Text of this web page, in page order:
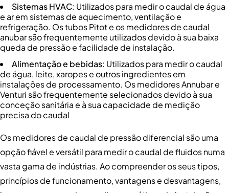
Sistemas HVAC: Utilizados para medir o caudal de água
e ar em sistemas de aquecimento, ventilação e
refrigeração. Os tubos Pitot e os medidores de caudal
anubar são frequentemente utilizados devido à sua baixa
queda de pressão e facilidade de instalação.
Alimentação e bebidas: Utilizados para medir o caudal
de água, leite, xaropes e outros ingredientes em
instalações de processamento. Os medidores Annubar e
Venturi são frequentemente selecionados devido à sua
conceção sanitária e à sua capacidade de medição
precisa do caudal
Os medidores de caudal de pressão diferencial são uma
opção fiável e versátil para medir o caudal de fluidos numa
vasta gama de indústrias. Ao compreender os seus tipos,
princípios de funcionamento, vantagens e desvantagens,